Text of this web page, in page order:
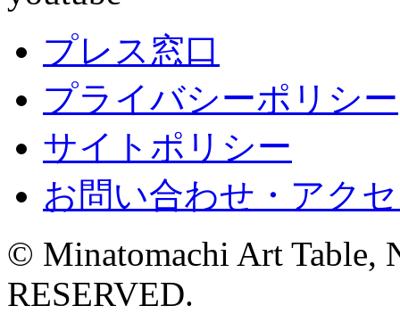
プレス窓口
プライバシーポリシー
サイトポリシー
お問い合わせ・アク
© Minatomachi Art Table,
RESERVED.